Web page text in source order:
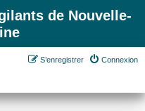
de Nouvelle-
Connexion
S’enregistrer